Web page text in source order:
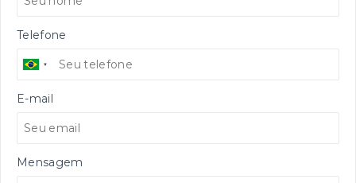
Telefone
E-mail
Mensagem